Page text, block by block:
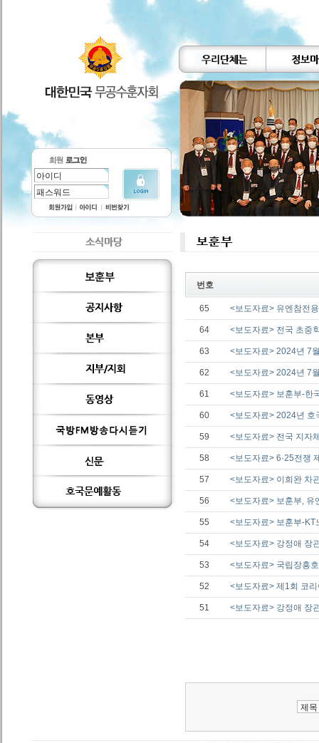
번호
65 <보도자료> 유엔참전
64 <보도자료> 전국 초중
63 <보도자료> 2024년 7
62 <보도자료> 2024년 7
61 <보도자료> 보훈부-한
60 <보도자료> 2024년
59 <보도자료> 전국 지자
58 <보도자료> 6·25전쟁
57 <보도자료> 이희완 차
56 <보도자료> 보훈부,
55 <보도자료> 보훈부-
54 <보도자료> 강정애 장
53 <보도자료> 국립장흥
52 <보도자료> 제1회 코
51 <보도자료> 강정애 장